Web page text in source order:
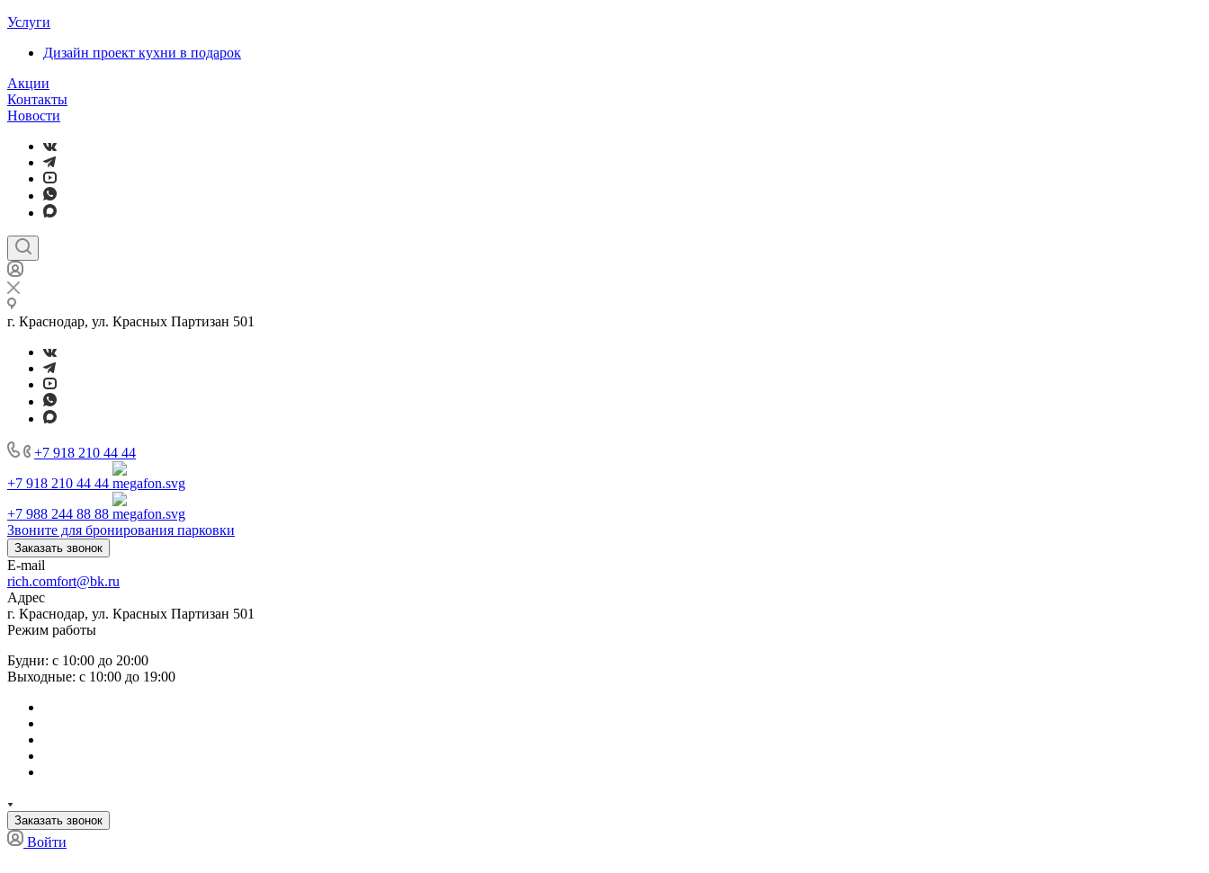
Услуги
Дизайн проект кухни в подарок
Акции
Контакты
Новости
г. Краснодар, ул. Красных Партизан 501
+7 918 210 44 44
+7 918 210 44 44
+7 988 244 88 88
Звоните для бронирования парковки
Заказать звонок
E-mail
rich.comfort@bk.ru
Адрес
г. Краснодар, ул. Красных Партизан 501
Режим работы
Будни: с 10:00 до 20:00
Выходные: с 10:00 до 19:00
Заказать звонок
Войти